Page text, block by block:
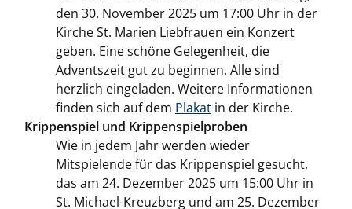
den 30. November 2025 um 17:00 Uhr in der
Kirche St. Marien Liebfrauen ein Konzert
geben. Eine schöne Gelegenheit, die
Adventszeit gut zu beginnen. Alle sind
herzlich eingeladen. Weitere Informationen
finden sich auf dem Plakat in der Kirche.
Krippenspiel und Krippenspielproben
Wie in jedem Jahr werden wieder
Mitspielende für das Krippenspiel gesucht,
das am 24. Dezember 2025 um 15:00 Uhr in
St. Michael-Kreuzberg und am 25. Dezember